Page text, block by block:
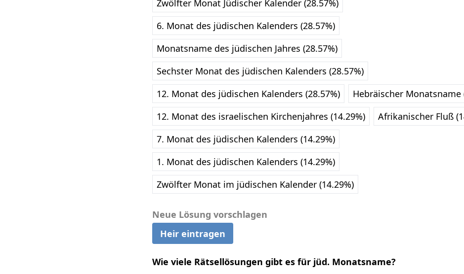
Zwölfter Monat Jüdischer Kalender (28.57%)
6. Monat des jüdischen Kalenders (28.57%)
Monatsname des jüdischen Jahres (28.57%)
Sechster Monat des jüdischen Kalenders (28.57%)
12. Monat des jüdischen Kalenders (28.57%)
Hebräischer Monatsname
12. Monat des israelischen Kirchenjahres (14.29%)
Afrikanischer Fluß
7. Monat des jüdischen Kalenders (14.29%)
1. Monat des jüdischen Kalenders (14.29%)
Zwölfter Monat im jüdischen Kalender (14.29%)
Neue Lösung vorschlagen
Heir eintragen
Wie viele Rätsellösungen gibt es für jüd. Monatsname?